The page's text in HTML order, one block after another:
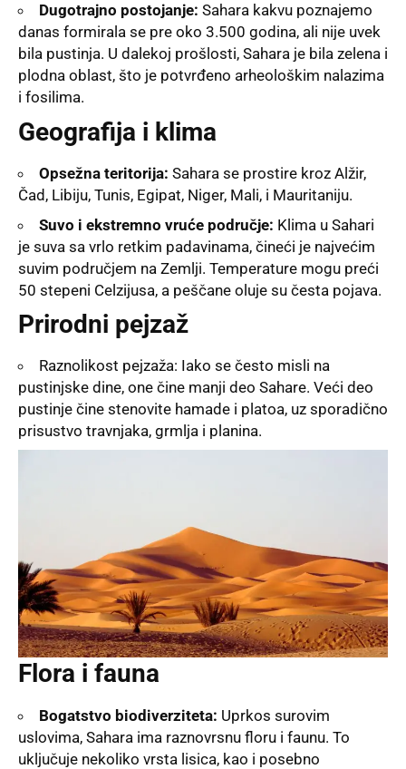
Dugotrajno postojanje: Sahara kakvu poznajemo
danas formirala se pre oko 3.500 godina, ali nije uvek
bila pustinja. U dalekoj prošlosti, Sahara je bila zelena i
plodna oblast, što je potvrđeno arheološkim nalazima
i fosilima.
Geografija i klima
Opsežna teritorija: Sahara se prostire kroz Alžir,
Čad, Libiju, Tunis, Egipat, Niger, Mali, i Mauritaniju.
Suvo i ekstremno vruće područje: Klima u Sahari
je suva sa vrlo retkim padavinama, čineći je najvećim
suvim područjem na Zemlji. Temperature mogu preći
50 stepeni Celzijusa, a peščane oluje su česta pojava.
Prirodni pejzaž
Raznolikost pejzaža: Iako se često misli na
pustinjske dine, one čine manji deo Sahare. Veći deo
pustinje čine stenovite hamade i platoa, uz sporadično
prisustvo travnjaka, grmlja i planina.
Flora i fauna
Bogatstvo biodiverziteta: Uprkos surovim
uslovima, Sahara ima raznovrsnu floru i faunu. To
uključuje nekoliko vrsta lisica, kao i posebno